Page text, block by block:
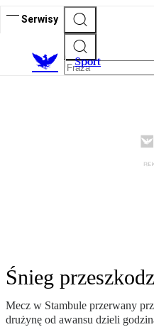
Serwisy
Sport
Śnieg
Mecz w Stambule przerwany
drużynę od awansu dzieli